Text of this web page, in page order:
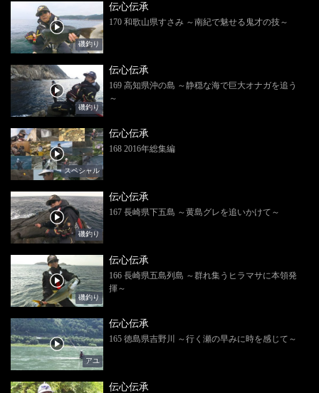
磯釣り
伝心伝承
170 和歌山県すさみ ～南紀で魅せる鬼才の技～
磯釣り
伝心伝承
169 高知県沖の島 ～静穏な海で巨大オナガを追う
～
スペシャル
伝心伝承
168 2016年総集編
磯釣り
伝心伝承
167 長崎県下五島 ～黄島グレを追いかけて～
磯釣り
伝心伝承
166 長崎県五島列島 ～群れ集うヒラマサに本領発
揮～
アユ
伝心伝承
165 徳島県吉野川 ～行く瀬の早みに時を感じて～
伝心伝承